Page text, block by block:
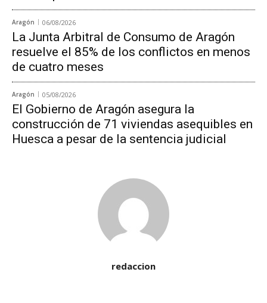
Aragón 06/08/2026
La Junta Arbitral de Consumo de Aragón
resuelve el 85% de los conflictos en menos
de cuatro meses
Aragón 05/08/2026
El Gobierno de Aragón asegura la
construcción de 71 viviendas asequibles en
Huesca a pesar de la sentencia judicial
redaccion